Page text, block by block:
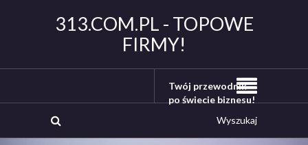
313.COM.PL - TOPOWE
FIRMY!
Twój przewodnik
po świecie biznesu!